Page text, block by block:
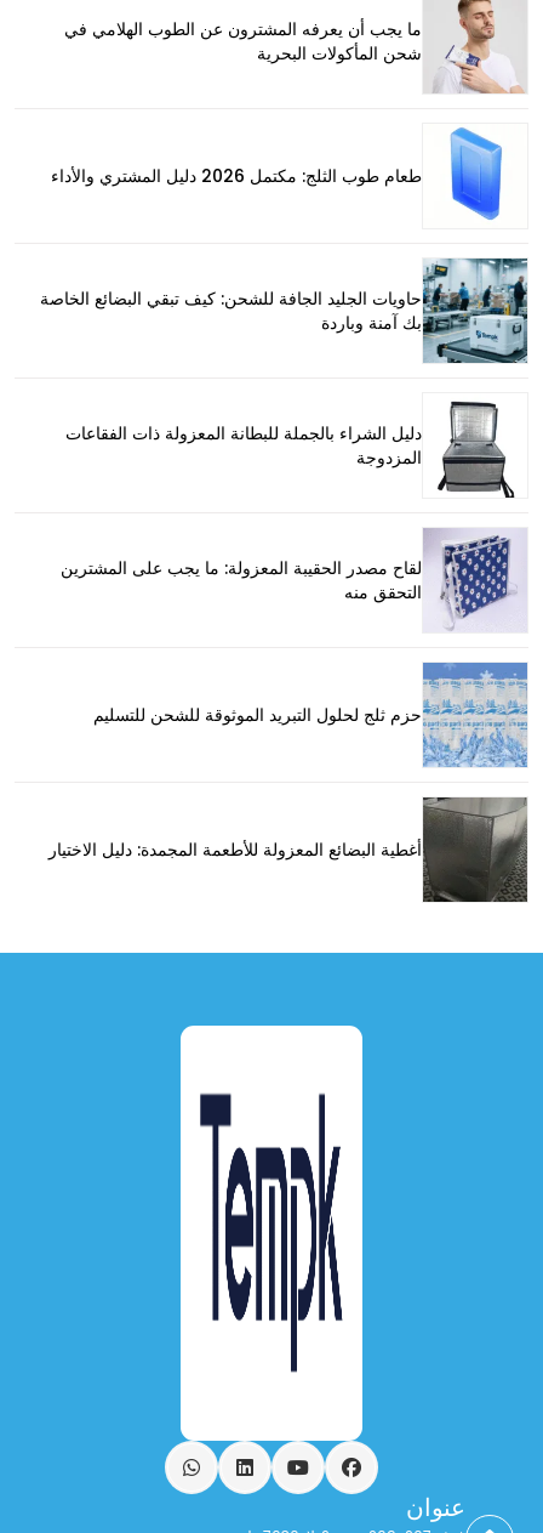
ما يجب أن يعرفه المشترون عن الطوب الهلامي في
شحن المأكولات البحرية
طعام طوب الثلج: مكتمل 2026 دليل المشتري والأداء
حاويات الجليد الجافة للشحن: كيف تبقي البضائع الخاصة
بك آمنة وباردة
دليل الشراء بالجملة للبطانة المعزولة ذات الفقاعات
المزدوجة
لقاح مصدر الحقيبة المعزولة: ما يجب على المشترين
التحقق منه
حزم ثلج لحلول التبريد الموثوقة للشحن للتسليم
أغطية البضائع المعزولة للأطعمة المجمدة: دليل الاختيار
فيسبوكيوتيوب ينكدين واتساب
عنوان